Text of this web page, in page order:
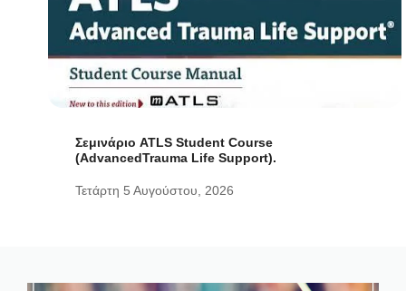
Σεμινάριο ATLS Student Course
(AdvancedTrauma Life Support).
Τετάρτη 5 Αυγούστου, 2026